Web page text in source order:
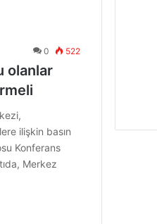
0 522
olanlar
ilişkin basın
Konferans
Merkez